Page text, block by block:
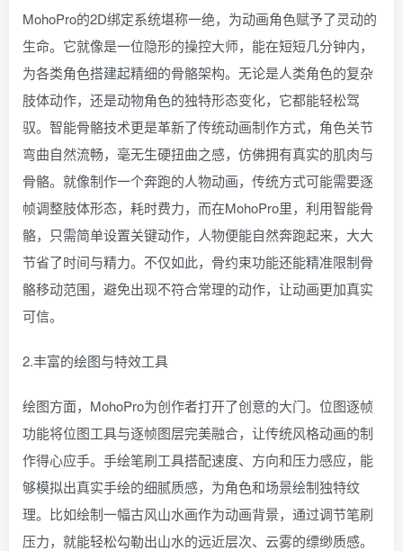
MohoPro的2D绑定系统堪称一绝，为动画角色赋予了灵动的
生命。它就像是一位隐形的操控大师，能在短短几分钟内，
为各类角色搭建起精细的骨骼架构。无论是人类角色的复杂
肢体动作，还是动物角色的独特形态变化，它都能轻松驾
驭。智能骨骼技术更是革新了传统动画制作方式，角色关节
弯曲自然流畅，毫无生硬扭曲之感，仿佛拥有真实的肌肉与
骨骼。就像制作一个奔跑的人物动画，传统方式可能需要逐
帧调整肢体形态，耗时费力，而在MohoPro里，利用智能骨
骼，只需简单设置关键动作，人物便能自然奔跑起来，大大
节省了时间与精力。不仅如此，骨约束功能还能精准限制骨
骼移动范围，避免出现不符合常理的动作，让动画更加真实
可信。
2.丰富的绘图与特效工具
绘图方面，MohoPro为创作者打开了创意的大门。位图逐帧
功能将位图工具与逐帧图层完美融合，让传统风格动画的制
作得心应手。手绘笔刷工具搭配速度、方向和压力感应，能
够模拟出真实手绘的细腻质感，为角色和场景绘制独特纹
理。比如绘制一幅古风山水画作为动画背景，通过调节笔刷
压力，就能轻松勾勒出山水的远近层次、云雾的缥缈质感。